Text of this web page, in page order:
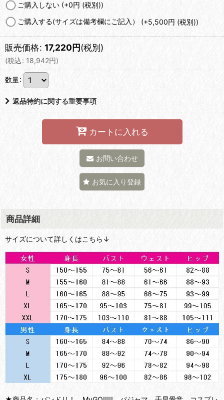
ご購入しない (+0円 (税別))
ご購入する(サイズは備考欄にご記入） (+5,500円 (税別))
販売価格: 17,220円(税別)
(税込: 18,942円)
数量:
返品特約に関する重要事項
カートに入れる
お問い合わせ
お気に入り登録
商品詳細
サイズについて詳しくはこちら↓